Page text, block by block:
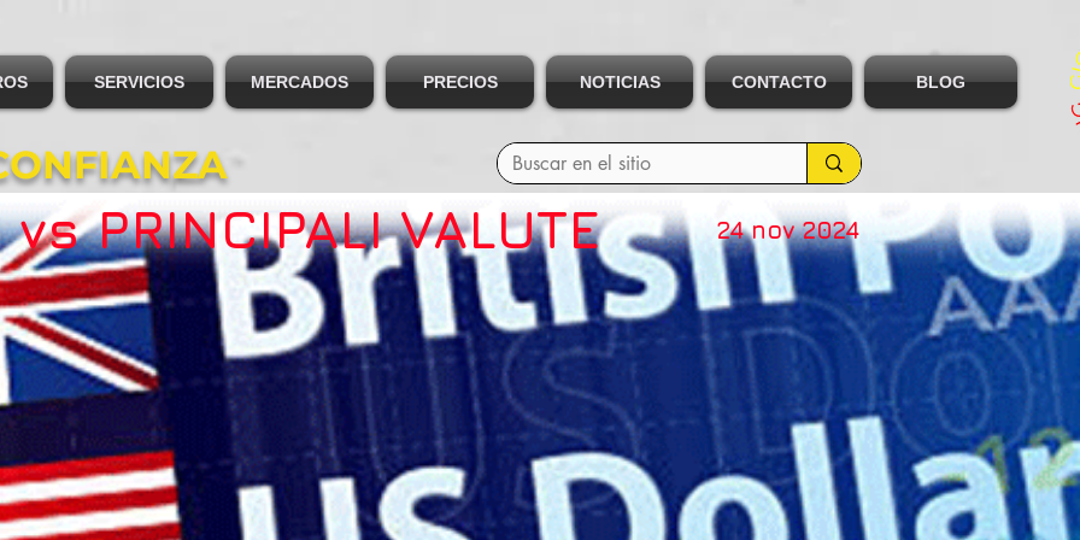
SERVICIOS MERCADOS PRECIOS NOTICIAS CONTACTO BLOG
PRINCIPALI VALUTE 24 nov 2024